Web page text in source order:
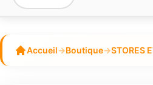
Accueil→Boutique→STORES